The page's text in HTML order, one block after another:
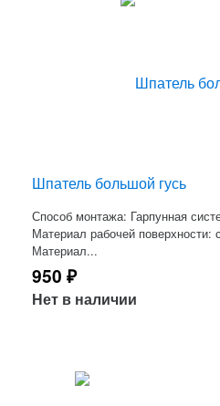
Шпатель большой гусь
Способ монтажа: Гарпунная
Материал рабочей поверхности:
Материал...
950 ₽
Нет в наличии